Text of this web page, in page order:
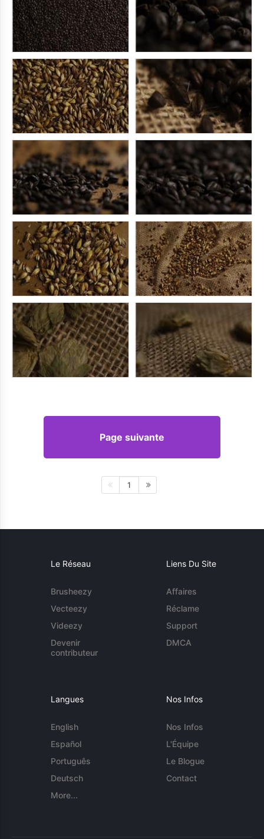
Page suivante
1
Le Réseau
Brusheezy
Vecteezy
Videezy
Devenir
contributeur
Liens Du Site
Affaires
Réclame
Support
DMCA
Langues
English
Español
Português
Deutsch
More...
Nos Infos
Nos Infos
L'Équipe
Le Blogue
Contact